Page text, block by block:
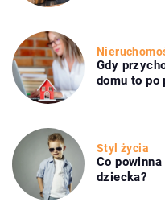
Gdy
domu to po
Styl życia
Co
dziecka?